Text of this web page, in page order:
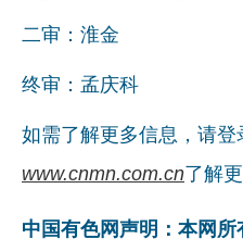
二审：淮金
终审：孟庆科
如需了解更多信息，请登
www.cnmn.com.cn了解
中国有色网声明：本网